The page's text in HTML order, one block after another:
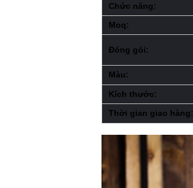
Chức năng:
Moq:
Đóng gói:
Màu:
Kích thước:
Thời gian giao hàng: